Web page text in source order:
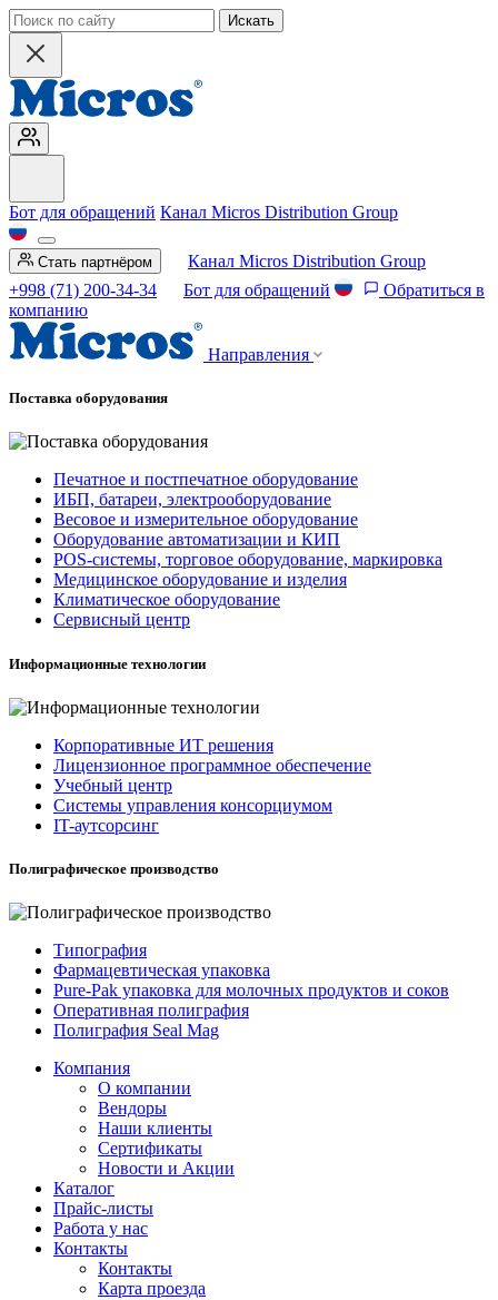
Искать
Бот для обращений Канал Micros Distribution Group
Стать партнёром
Канал Micros Distribution Group
+998 (71) 200-34-34
Бот для обращений
Обратиться в
компанию
Направления
Поставка оборудования
Печатное и постпечатное оборудование
ИБП, батареи, электрооборудование
Весовое и измерительное оборудование
Оборудование автоматизации и КИП
POS-системы, торговое оборудование, маркировка
Медицинское оборудование и изделия
Климатическое оборудование
Сервисный центр
Информационные технологии
Корпоративные ИТ решения
Лицензионное программное обеспечение
Учебный центр
Системы управления консорциумом
IT-аутсорсинг
Полиграфическое производство
Типография
Фармацевтическая упаковка
Pure-Pak упаковка для молочных продуктов и соков
Оперативная полиграфия
Полиграфия Seal Mag
Компания
О компании
Вендоры
Наши клиенты
Сертификаты
Новости и Акции
Каталог
Прайс-листы
Работа у нас
Контакты
Контакты
Карта проезда